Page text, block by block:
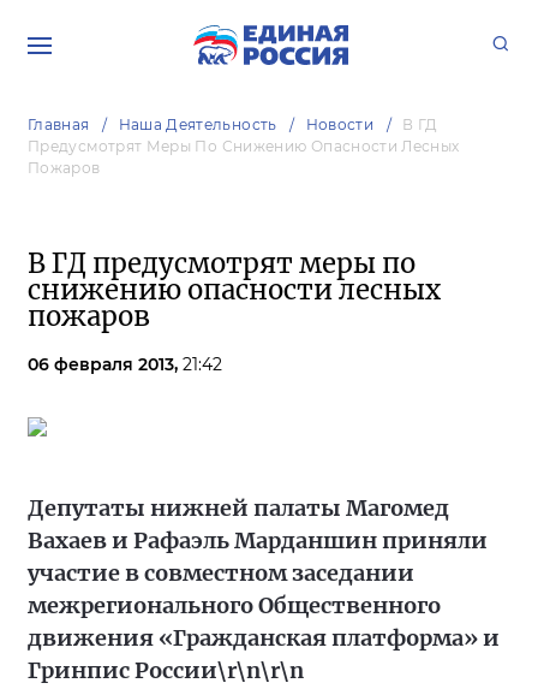
Главная Наша Деятельность Новости
В ГД
Предусмотрят Меры По Снижению Опасности Лесных
Пожаров
В ГД предусмотрят меры по
снижению опасности лесных
пожаров
06 февраля 2013, 21:42
Депутаты нижней палаты Магомед
Вахаев и Рафаэль Марданшин приняли
участие в совместном заседании
межрегионального Общественного
движения «Гражданская платформа» и
Гринпис России\r\n\r\n